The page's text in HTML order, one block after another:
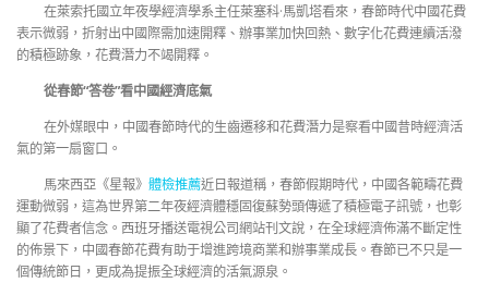
在萊索托國立年夜學經濟學系主任萊塞科·馬凱塔看來，春節時代中國花費
表示微弱，折射出中國際需加速開釋、辦事業加快回熱、數字化花費連續活潑
的積極跡象，花費潛力不竭開釋。
從春節“答卷”看中國經濟底氣
在外媒眼中，中國春節時代的生齒遷移和花費潛力是察看中國昔時經濟活
氣的第一扇窗口。
馬來西亞《星報》 體檢推薦近日報道稱，春節假期時代，中國各範疇花費
運動微弱，這為世界第二年夜經濟體穩固復蘇勢頭傳遞了積極電子訊號，也彰
顯了花費者信念。西班牙播送電視公司網站刊文說，在全球經濟佈滿不斷定性
的佈景下，中國春節花費有助于增進跨境商業和辦事業成長。春節已不只是一
個傳統節日，更成為提振全球經濟的活氣源泉。